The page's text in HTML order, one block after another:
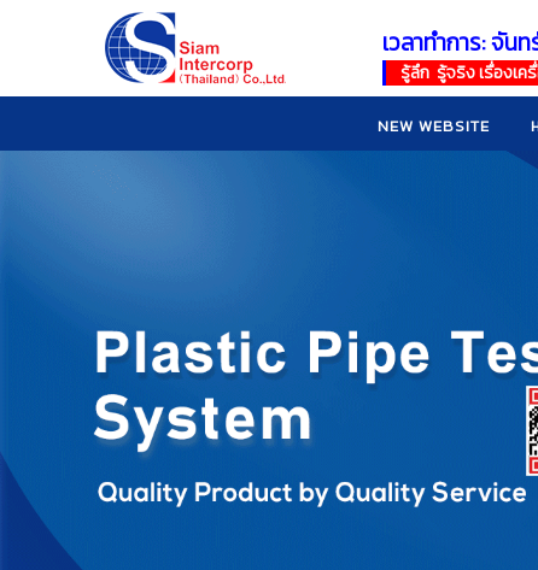
เวลาทำการ: จัน
รู้ลึก รู้จริง เรื่องเค
NEW WEBSITE